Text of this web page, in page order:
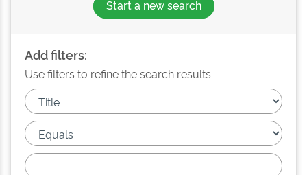
Start a new search
Add filters:
Use filters to refine the search results.